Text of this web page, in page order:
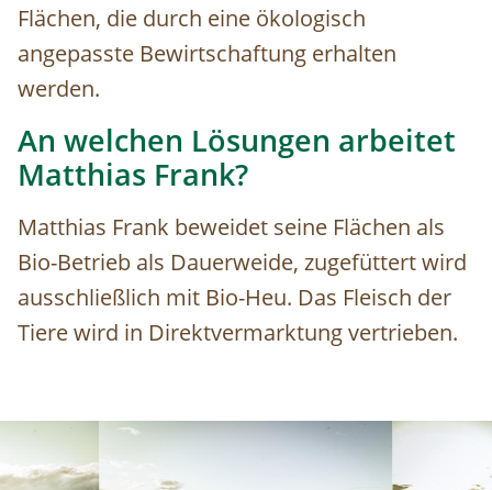
Flächen, die durch eine ökologisch
angepasste Bewirtschaftung erhalten
werden.
An welchen Lösungen arbeitet
Matthias Frank?
Matthias Frank beweidet seine Flächen als
Bio-Betrieb als Dauerweide, zugefüttert wird
ausschließlich mit Bio-Heu. Das Fleisch der
Tiere wird in Direktvermarktung vertrieben.
Image Image